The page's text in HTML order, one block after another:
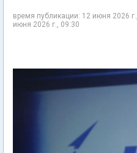
время публикации: 12 июня 2026
июня 2026 г., 09:30